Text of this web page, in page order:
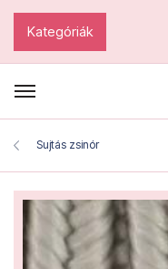
Kategóriák
Sujtás zsinór